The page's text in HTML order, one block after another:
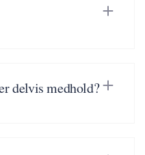
delvis medhold?